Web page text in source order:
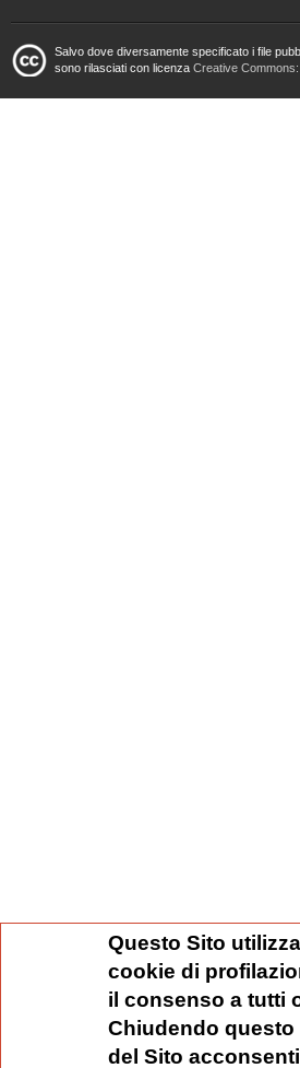
Salvo dove diversamente specificato i file
sono rilasciati con licenza Creative
Questo Sito
cookie di
il consenso a tutti
Chiudendo
del Sito